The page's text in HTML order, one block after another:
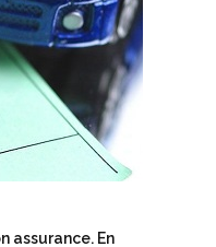
assurance. En